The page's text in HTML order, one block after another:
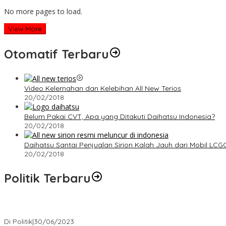
No more pages to load.
View More
Otomatif Terbaru
Video Kelemahan dan Kelebihan All New Terios
20/02/2018
Belum Pakai CVT, Apa yang Ditakuti Daihatsu Indonesia?
20/02/2018
Daihatsu Santai Penjualan Sirion Kalah Jauh dari Mobil
20/02/2018
Politik Terbaru
Di Politik|30/06/2023